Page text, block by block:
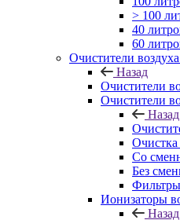
> 100
40
60
Очистители воздуха
Назад
Очистители
Очистители
Назад
Cо
Без
Ионизаторы
Назад